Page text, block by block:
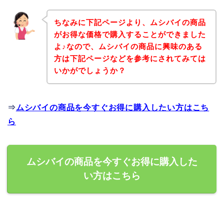
ちなみに下記ページより、ムシバイの商品
がお得な価格で購入することができました
よ♪なので、ムシバイの商品に興味のある
方は下記ページなどを参考にされてみては
いかがでしょうか？
⇒ムシバイの商品を今すぐお得に購入したい方はこち
ら
ムシバイの商品を今すぐお得に購入した
い方はこちら